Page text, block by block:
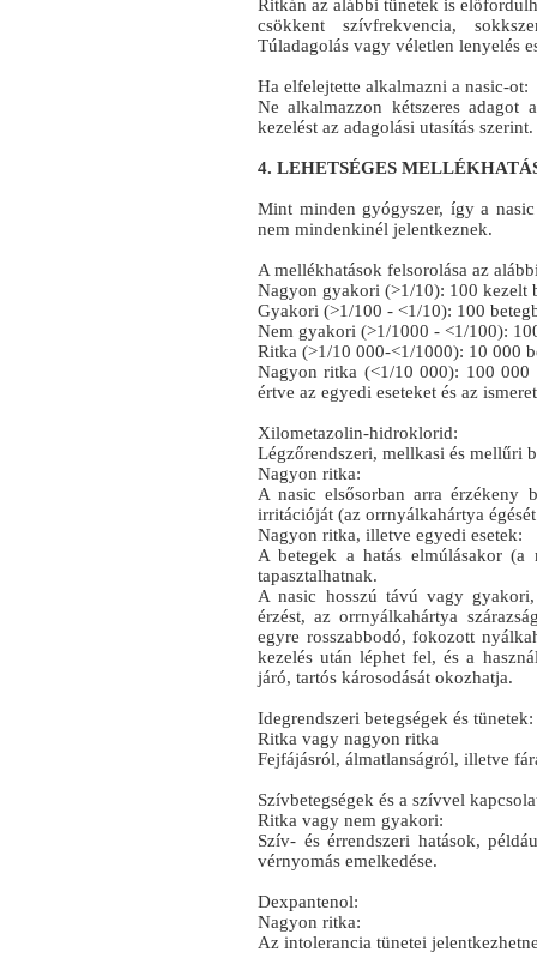
Ritkán az alábbi tünetek is
csökkent szívfrekvencia,
Túladagolás vagy véletlen lenyelés
Ha elfelejtette alkalmazni a nasic-ot:
Ne alkalmazzon kétszeres adagot
kezelést az adagolási utasítás szerint.
4. LEHETSÉGES
Mint minden gyógyszer, így a
nem mindenkinél jelentkeznek.
A mellékhatások felsorolása az
Nagyon gyakori (>1/10): 100 kezelt
Gyakori (>1/100 - <1/10): 100
Nem gyakori (>1/1000 - <1/100):
Ritka (>1/10 000-<1/1000): 10 000
Nagyon ritka (<1/10 000): 100
értve az egyedi eseteket és az
Xilometazolin-hidroklorid:
Légzőrendszeri, mellkasi és mellűri
Nagyon ritka:
A nasic elsősorban arra érzékeny
irritációját (az orrnyálkahártya
Nagyon ritka, illetve egyedi esetek:
A betegek a hatás elmúlásakor (a
tapasztalhatnak.
A nasic hosszú távú vagy
érzést, az orrnyálkahártya
egyre rosszabbodó, fokozott
kezelés után léphet fel, és a
járó, tartós károsodását okozhatja.
Idegrendszeri betegségek és tünetek:
Ritka vagy nagyon ritka
Fejfájásról, álmatlanságról, illetve
Szívbetegségek és a szívvel
Ritka vagy nem gyakori:
Szív- és érrendszeri hatások,
vérnyomás emelkedése.
Dexpantenol:
Nagyon ritka:
Az intolerancia tünetei